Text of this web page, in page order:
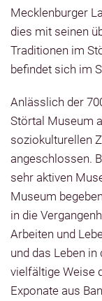
Mecklenburger
dies mit seinen
Traditionen im
befindet sich im
Anlässlich der
Störtal Museum
soziokulturellen
angeschlossen.
sehr aktiven
Museum
in die
Arbeiten und
und das Leben
vielfältige Weise
Exponate aus